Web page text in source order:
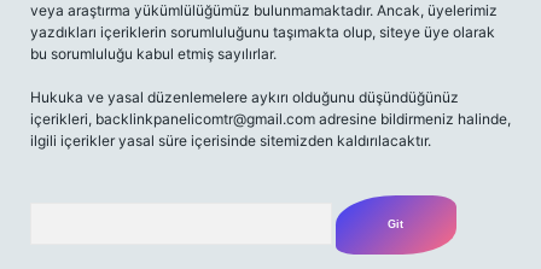
veya araştırma yükümlülüğümüz bulunmamaktadır. Ancak, üyelerimiz
yazdıkları içeriklerin sorumluluğunu taşımakta olup, siteye üye olarak
bu sorumluluğu kabul etmiş sayılırlar.
Hukuka ve yasal düzenlemelere aykırı olduğunu düşündüğünüz
içerikleri, backlinkpanelicomtr@gmail.com adresine bildirmeniz halinde,
ilgili içerikler yasal süre içerisinde sitemizden kaldırılacaktır.